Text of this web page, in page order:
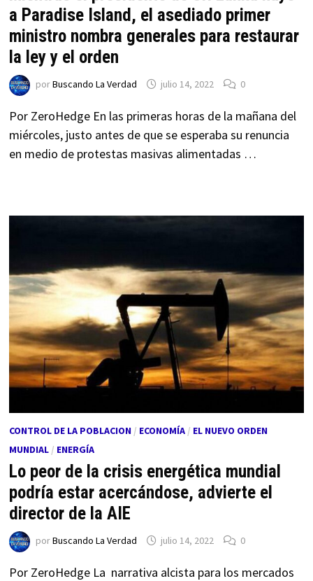
a Paradise Island, el asediado primer
ministro nombra generales para restaurar
la ley y el orden
porBuscando La Verdad julio 14, 2022 0
Por ZeroHedge En las primeras horas de la mañana del
miércoles, justo antes de que se esperaba su renuncia
en medio de protestas masivas alimentadas …
CONTROL DE LA POBLACION/ ECONOMÍA/ EL NUEVO ORDEN
MUNDIAL/ ENERGÍA
Lo peor de la crisis energética mundial
podría estar acercándose, advierte el
director de la AIE
porBuscando La Verdad julio 14, 2022 0
Por ZeroHedge La narrativa alcista para los mercados